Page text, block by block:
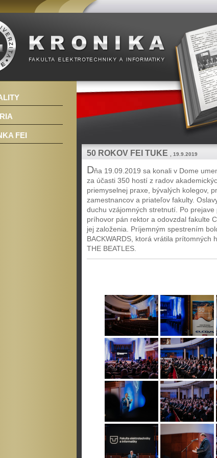
FEI
50 ROKOV FEI TUKE , 19.9.2019
Dňa 19.09.2019 sa konali v Dome
za účasti 350 hostí z radov
priemyselnej praxe, bývalých kolegov,
zamestnancov a priateľov fakulty.
duchu vzájomných stretnutí. Po
príhovor pán rektor a odovzdal fakulte
jej založenia. Príjemným spestrením
BACKWARDS, ktorá vrátila prítomných
THE BEATLES.